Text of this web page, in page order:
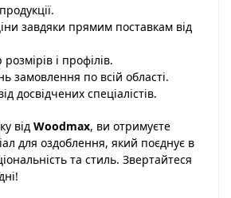
завдяки прямим поставкам від
і профілів.
замовлення по всій області.
досвідчених спеціалістів.
від Woodmax, ви отримуєте
для оздоблення, який поєднує в
та стиль. Звертайтеся